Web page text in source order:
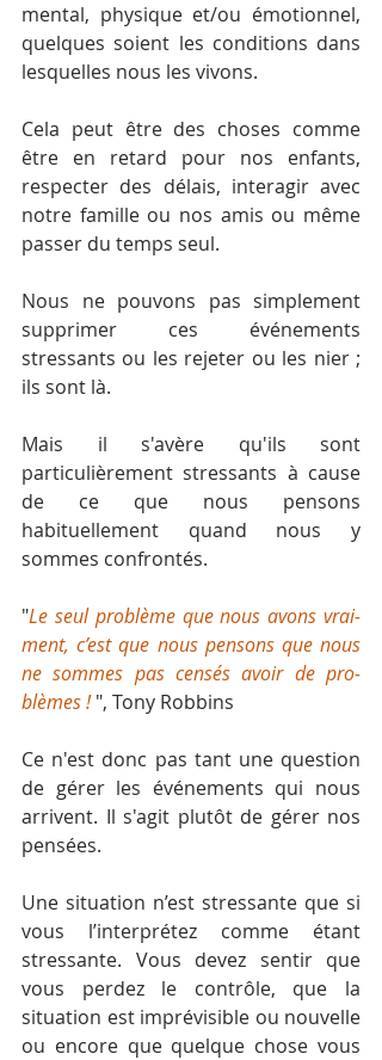
mental, physique et/ou émotionnel,
quelques soient les conditions dans
lesquelles nous les vivons.
Cela peut être des choses comme
être en retard pour nos enfants,
respecter des délais, interagir avec
notre famille ou nos amis ou même
passer du temps seul.
Nous ne pouvons pas simplement
supprimer ces événements
stressants ou les rejeter ou les nier ;
ils sont là.
Mais il s'avère qu'ils sont
particulièrement stressants à cause
de ce que nous pensons
habituellement quand nous y
sommes confrontés.
"Le seul pro­blème que nous avons vrai­
ment, c’est que nous pen­sons que nous
ne sommes pas cen­sés avoir de pro­
blèmes ! ", Tony Robbins
Ce n'est donc pas tant une question
de gérer les événements qui nous
arrivent. Il s'agit plutôt de gérer nos
pensées.
Une situation n’est stressante que si
vous l’interprétez comme étant
stressante. Vous devez sentir que
vous perdez le contrôle, que la
situation est imprévisible ou nouvelle
ou encore que quelque chose vous